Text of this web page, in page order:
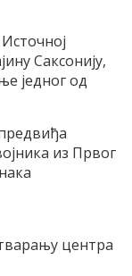
Саксонију,
једног од
из Првог
центра